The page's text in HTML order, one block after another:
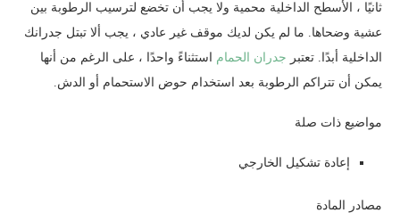
ثانيًا ، الأسطح الداخلية محمية ولا يجب أن تخضع لترسيب الرطوبة بين
عشية وضحاها. ما لم يكن لديك موقف غير عادي ، يجب ألا تبتل جدرانك
الداخلية أبدًا. تعتبر جدران الحمام استثناءً واحدًا ، على الرغم من أنها
يمكن أن تتراكم الرطوبة بعد استخدام حوض الاستحمام أو الدش.
مواضيع ذات صلة
إعادة تشكيل الخارجي
مصادر المادة